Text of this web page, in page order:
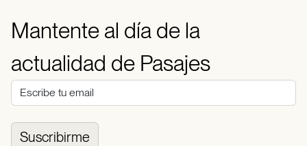
Mantente al día de la
actualidad de Pasajes
Suscribirme